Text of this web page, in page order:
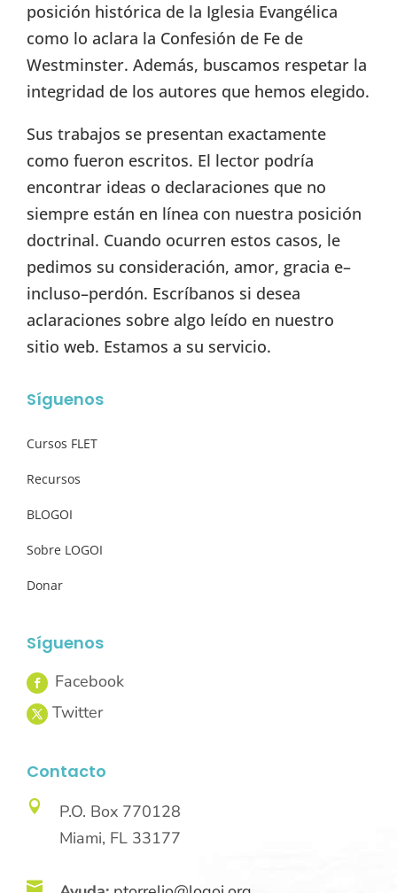
posición histórica de la Iglesia Evangélica
como lo aclara la Confesión de Fe de
Westminster. Además, buscamos respetar la
integridad de los autores que hemos elegido.
Sus trabajos se presentan exactamente
como fueron escritos. El lector podría
encontrar ideas o declaraciones que no
siempre están en línea con nuestra posición
doctrinal. Cuando ocurren estos casos, le
pedimos su consideración, amor, gracia e–
incluso–perdón. Escríbanos si desea
aclaraciones sobre algo leído en nuestro
sitio web. Estamos a su servicio.
Síguenos
Cursos FLET
Recursos
BLOGOI
Sobre LOGOI
Donar
Síguenos
Contacto

P.O. Box 770128
Miami, FL 33177
